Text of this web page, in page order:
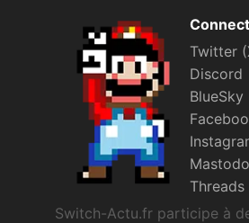
Twitter
Discord
BlueSky
Threads
Switch-Actu.fr participe à